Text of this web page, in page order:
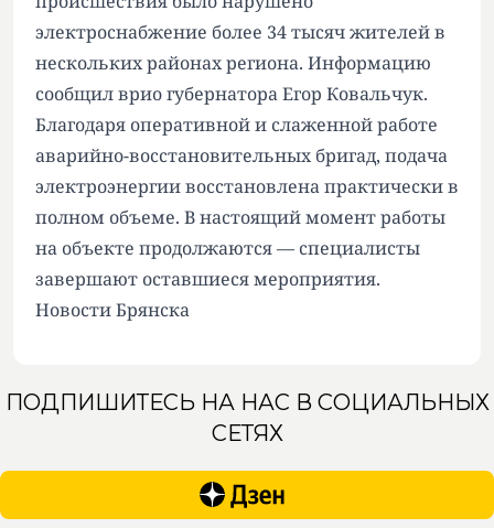
электроснабжение более 34 тысяч жителей в
нескольких районах региона. Информацию
сообщил врио губернатора Егор Ковальчук.
Благодаря оперативной и слаженной работе
аварийно-восстановительных бригад, подача
электроэнергии восстановлена практически в
полном объеме. В настоящий момент работы
на объекте продолжаются — специалисты
завершают оставшиеся мероприятия.
Новости Брянска
ПОДПИШИТЕСЬ НА НАС В СОЦИАЛЬНЫХ
СЕТЯХ